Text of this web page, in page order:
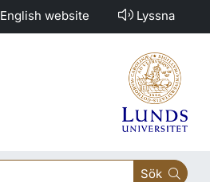
English website Lyssna
Sök